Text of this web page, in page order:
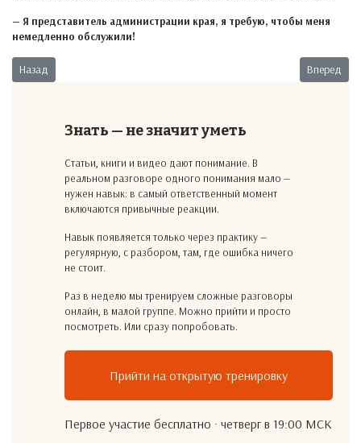
— Я представитель администрации края, я требую, чтобы меня
немедленно обслужили!
Предыдущий: На зеркало неча пенять
Назад Вперед
Знать — не значит уметь
Статьи, книги и видео дают понимание. В
реальном разговоре одного понимания мало —
нужен навык: в самый ответственный момент
включаются привычные реакции.
Навык появляется только через практику —
регулярную, с разбором, там, где ошибка ничего
не стоит.
Раз в неделю мы тренируем сложные разговоры
онлайн, в малой группе. Можно прийти и просто
посмотреть. Или сразу попробовать.
Прийти на открытую тренировку
Первое участие бесплатно · четверг в 19:00 МСК